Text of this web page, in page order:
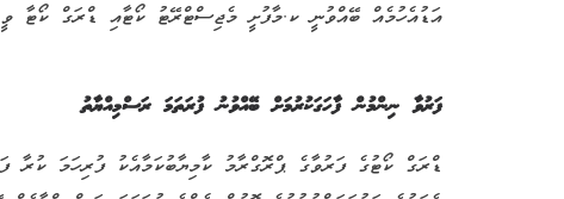
އަޑުއެހުމެއް ބޭއްވުނީ ކ.މާފުށީ މެޖިސްޓްރޭޓު ކޯޓާއި ޑްރަގް ކޯޓާ
ފަރުވާ ނިންމުން ފާހަގަކުރުމަށް ބޭއްވުނު ފުރަތަމަ ރަސްމިއްޔާތު
ޑްރަގް ކޯޓުގެ ފަރުވާގެ ޕްރޮގްރާމު ކާމިޔާބުކަމާއެކު ފުރިހަމަ ކުރާ